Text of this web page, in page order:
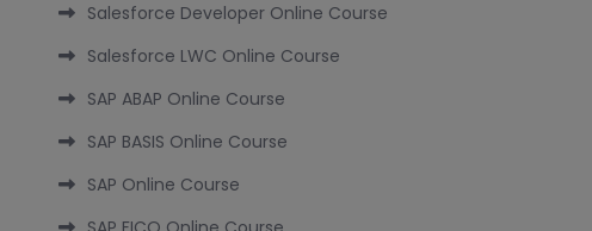
Salesforce Developer Online Course
Salesforce LWC Online Course
SAP ABAP Online Course
SAP BASIS Online Course
SAP Online Course